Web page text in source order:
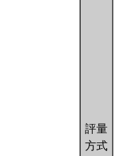
評量
方式